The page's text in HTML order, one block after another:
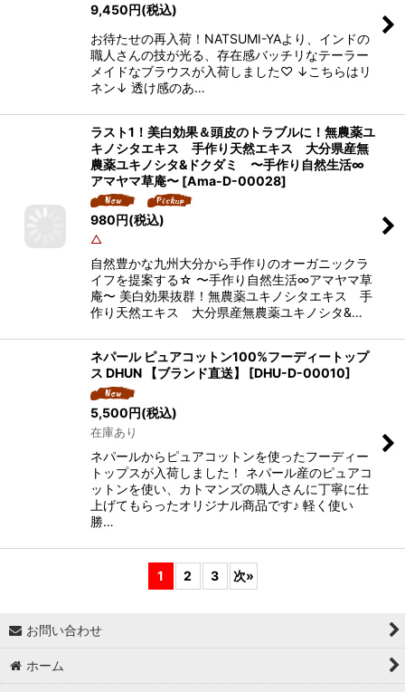
9,450円(税込)
お待たせの再入荷！NATSUMI-YAより、インドの
職人さんの技が光る、存在感バッチリなテーラー
メイドなブラウスが入荷しました♡ ↓こちらはリ
ネン↓ 透け感のあ…
ラスト1！美白効果＆頭皮のトラブルに！無農薬ユ
キノシタエキス 手作り天然エキス 大分県産無
農薬ユキノシタ&ドクダミ 〜手作り自然生活∞
アマヤマ草庵〜 [Ama-D-00028]
980円(税込)
△
自然豊かな九州大分から手作りのオーガニックラ
イフを提案する☆ 〜手作り自然生活∞アマヤマ草
庵〜 美白効果抜群！無農薬ユキノシタエキス 手
作り天然エキス 大分県産無農薬ユキノシタ&…
ネパール ピュアコットン100%フーディートップ
ス DHUN 【ブランド直送】
[DHU-D-00010]
5,500円(税込)
在庫あり
ネパールからピュアコットンを使ったフーディー
トップスが入荷しました！ ネパール産のピュアコ
ットンを使い、カトマンズの職人さんに丁寧に仕
上げてもらったオリジナル商品です♪ 軽く使い
勝…
1 2 3 次»
お問い合わせ
ホーム